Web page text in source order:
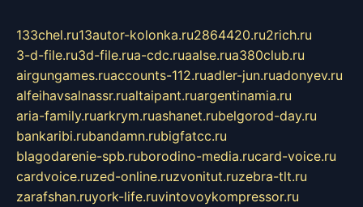
133chel.ru13autor-kolonka.ru2864420.ru2rich.ru
3-d-file.ru3d-file.rua-cdc.ruaalse.rua380club.ru
airgungames.ruaccounts-112.ruadler-jun.ruadonyev.ru
alfeihavsalnassr.rualtaipant.ruargentinamia.ru
aria-family.ruarkrym.ruashanet.rubelgorod-day.ru
bankaribi.rubandamn.rubigfatcc.ru
blagodarenie-spb.ruborodino-media.rucard-voice.ru
cardvoice.ruzed-online.ruzvonitut.ruzebra-tlt.ru
zarafshan.ruyork-life.ruvintovoykompressor.ru